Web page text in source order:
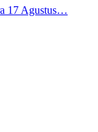
17 Agustus…